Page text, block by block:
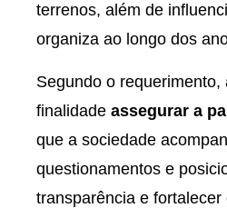
terrenos, além de
organiza ao longo dos
Segundo o
finalidade assegurar a
que a sociedade
questionamentos e
transparência e